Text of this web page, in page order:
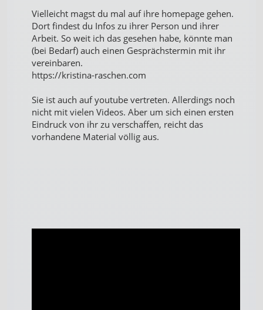
Vielleicht magst du mal auf ihre homepage gehen.
Dort findest du Infos zu ihrer Person und ihrer
Arbeit. So weit ich das gesehen habe, könnte man
(bei Bedarf) auch einen Gesprächstermin mit ihr
vereinbaren.
https://kristina-raschen.com
Sie ist auch auf youtube vertreten. Allerdings noch
nicht mit vielen Videos. Aber um sich einen ersten
Eindruck von ihr zu verschaffen, reicht das
vorhandene Material völlig aus.